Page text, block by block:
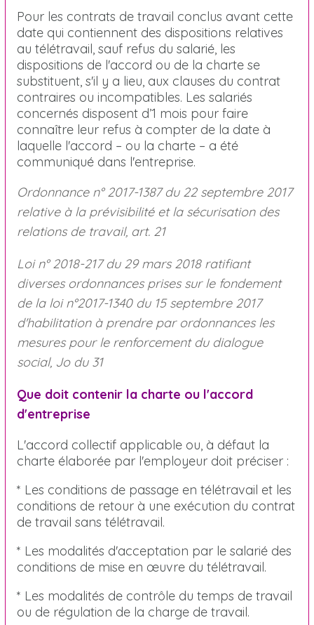
Pour les contrats de travail conclus avant cette
date qui contiennent des dispositions relatives
au télétravail, sauf refus du salarié, les
dispositions de l'accord ou de la charte se
substituent, s'il y a lieu, aux clauses du contrat
contraires ou incompatibles. Les salariés
concernés disposent d’1 mois pour faire
connaître leur refus à compter de la date à
laquelle l'accord – ou la charte – a été
communiqué dans l'entreprise.
Ordonnance n° 2017-1387 du 22 septembre 2017
relative à la prévisibilité et la sécurisation des
relations de travail, art. 21
Loi n° 2018-217 du 29 mars 2018 ratifiant
diverses ordonnances prises sur le fondement
de la loi n°2017-1340 du 15 septembre 2017
d'habilitation à prendre par ordonnances les
mesures pour le renforcement du dialogue
social, Jo du 31
Que doit contenir la charte ou l'accord
d'entreprise
L'accord collectif applicable ou, à défaut la
charte élaborée par l'employeur doit préciser :
* Les conditions de passage en télétravail et les
conditions de retour à une exécution du contrat
de travail sans télétravail.
* Les modalités d'acceptation par le salarié des
conditions de mise en œuvre du télétravail.
* Les modalités de contrôle du temps de travail
ou de régulation de la charge de travail.